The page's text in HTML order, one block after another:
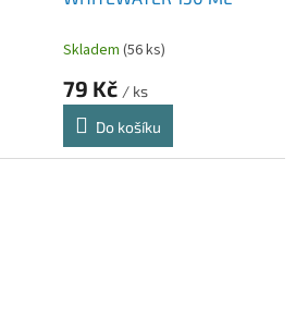
Skladem (56 ks)
79 Kč / ks
Do košíku